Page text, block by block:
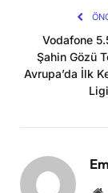
Vodafone
Şahin Gözü
Avrupa’da İlk